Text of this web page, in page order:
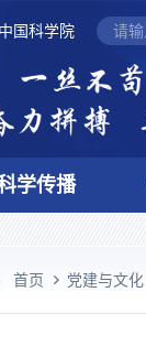
中国科学院
学传播
首页 党建与文化